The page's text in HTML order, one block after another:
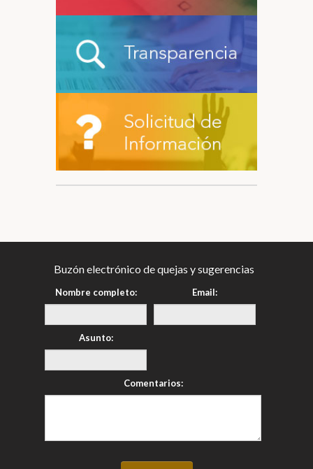
Buzón electrónico de quejas y sugerencias
Nombre completo: Email:
Asunto:
Comentarios: